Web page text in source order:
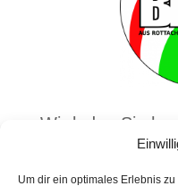
Um dir ein optimales Erlebnis
Wir laden Sie